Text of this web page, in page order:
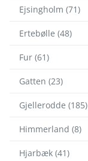
Ejsingholm (71)
Ertebølle (48)
Fur (61)
Gatten (23)
Gjellerodde (185)
Himmerland (8)
Hjarbæk (41)